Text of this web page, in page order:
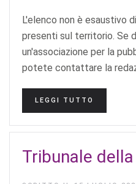
L'elenco non è esaustivo
presenti sul territorio. Se
un'associazione per la
potete contattare la
LEGGI TUTTO
Tribunale